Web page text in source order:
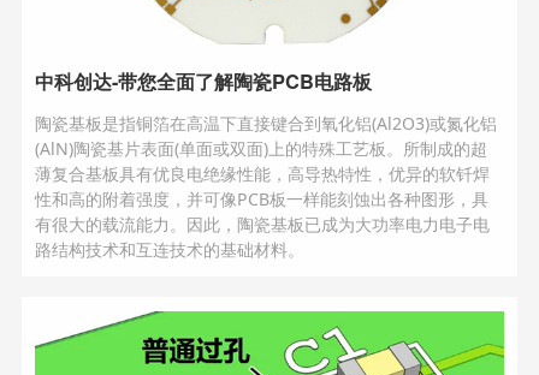
中科创达-带您全面了解陶瓷PCB电路板
陶瓷基板是指铜箔在高温下直接键合到氧化铝(Al2O3)或氮化铝
(AlN)陶瓷基片表面(单面或双面)上的特殊工艺板。所制成的超
薄复合基板具有优良电绝缘性能，高导热特性，优异的软钎焊
性和高的附着强度，并可像PCB板一样能刻蚀出各种图形，具
有很大的载流能力。因此，陶瓷基板已成为大功率电力电子电
路结构技术和互连技术的基础材料。